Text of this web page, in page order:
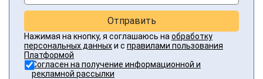
Отправить
Нажимая на кнопку, я соглашаюсь на обработку
персональных данныхи с правилами пользования
Платформой
Согласен на получение информационной и
рекламной рассылки